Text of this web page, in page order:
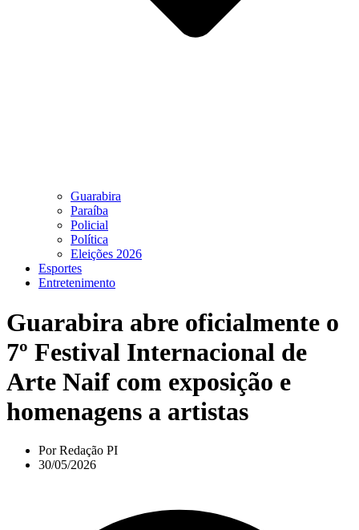
Guarabira
Paraíba
Policial
Política
Eleições 2026
Esportes
Entretenimento
Guarabira abre oficialmente o
7º Festival Internacional de
Arte Naif com exposição e
homenagens a artistas
PorRedação PI
30/05/2026